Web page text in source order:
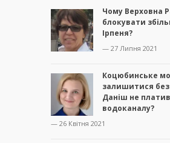
Чому Верховна
блокувати
Ірпеня?
— 27 Липня 2021
Коцюбинське
залишитися
Даніш не
водоканалу?
— 26 Квітня 2021